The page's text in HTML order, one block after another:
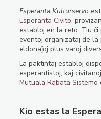
Esperanta Kulturservo
Esperanta Civito,
establoj en la reto. Tiu
eventoj organizataj de
eldonaĵoj plus varoj
La paktintaj establoj
esperantistoj, kaj
Mutuala Rabata Sistemo
Kio estas la